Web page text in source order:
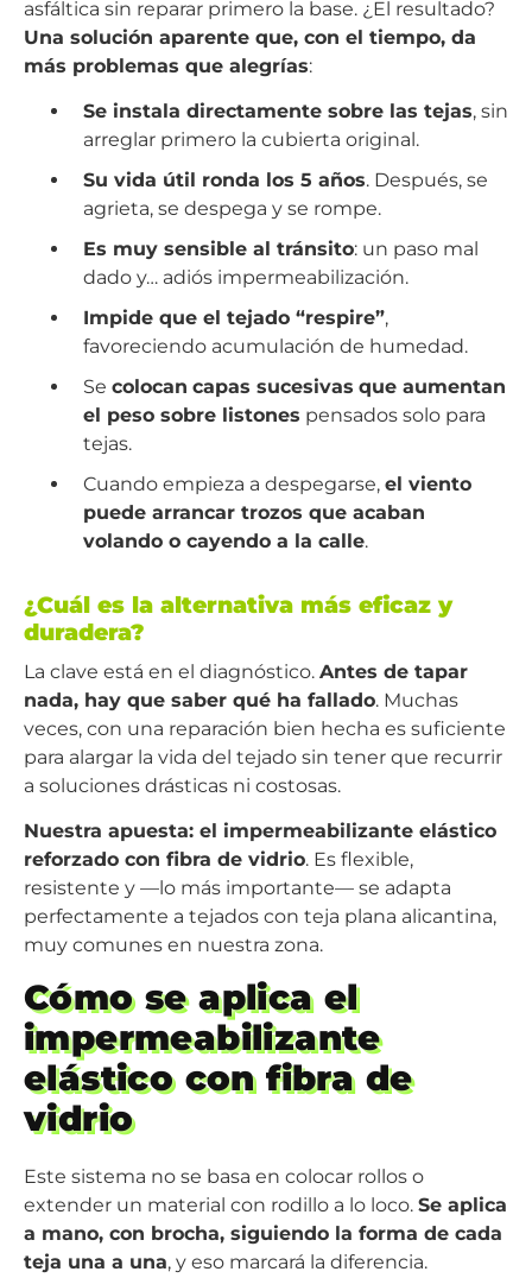
asfáltica sin reparar primero la base. ¿El resultado?
Una solución aparente que, con el tiempo, da
más problemas que alegrías:
Se instala directamente sobre las tejas, sin
arreglar primero la cubierta original.
Su vida útil ronda los 5 años. Después, se
agrieta, se despega y se rompe.
Es muy sensible al tránsito: un paso mal
dado y… adiós impermeabilización.
Impide que el tejado “respire”,
favoreciendo acumulación de humedad.
Se colocan capas sucesivas que aumentan
el peso sobre listones pensados solo para
tejas.
Cuando empieza a despegarse, el viento
puede arrancar trozos que acaban
volando o cayendo a la calle.
¿Cuál es la alternativa más eficaz y
duradera?
La clave está en el diagnóstico. Antes de tapar
nada, hay que saber qué ha fallado. Muchas
veces, con una reparación bien hecha es suficiente
para alargar la vida del tejado sin tener que recurrir
a soluciones drásticas ni costosas.
Nuestra apuesta: el impermeabilizante elástico
reforzado con fibra de vidrio. Es flexible,
resistente y —lo más importante— se adapta
perfectamente a tejados con teja plana alicantina,
muy comunes en nuestra zona.
Cómo se aplica el
impermeabilizante
elástico con fibra de
vidrio
Este sistema no se basa en colocar rollos o
extender un material con rodillo a lo loco. Se aplica
a mano, con brocha, siguiendo la forma de cada
teja una a una, y eso marcará la diferencia.